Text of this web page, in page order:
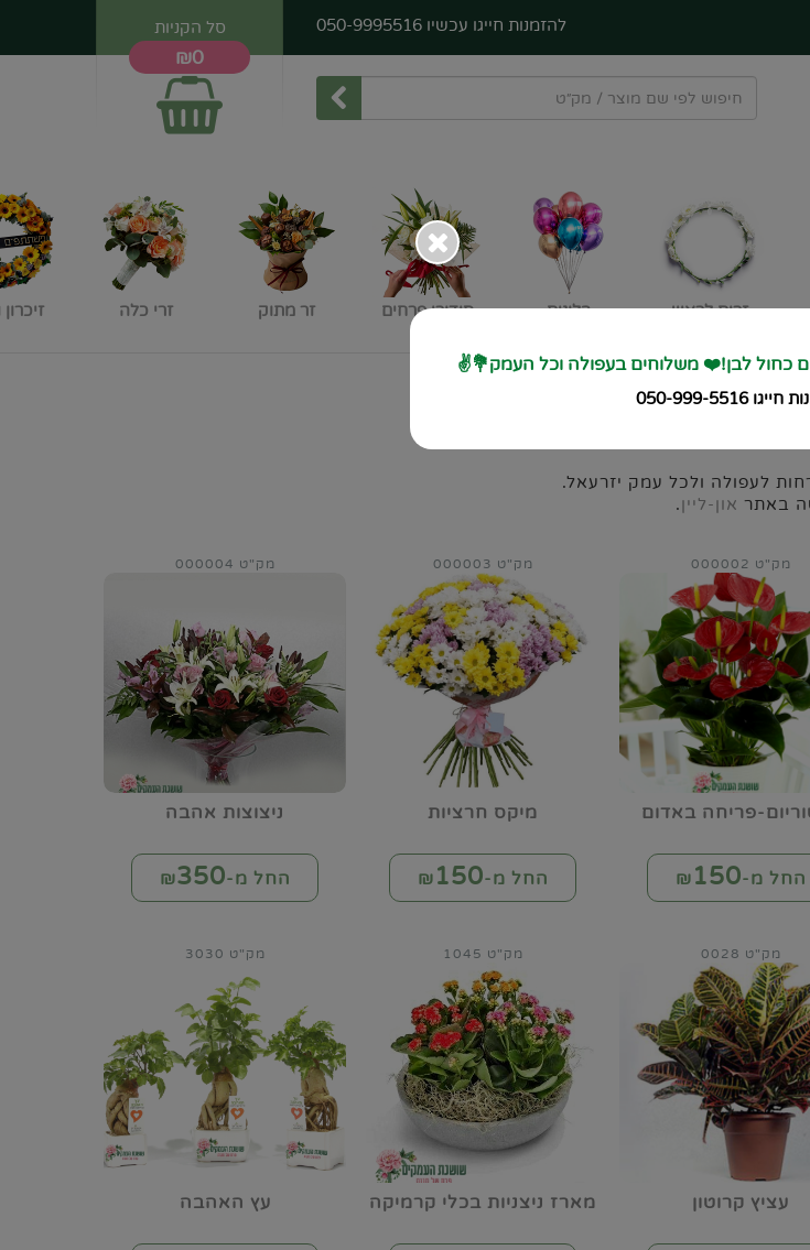
סל הקניות
₪0
להזמנות חייגו עכשיו 050-9995516
זרים לראש בלונים סידורי פרחים זר מתוק זרי כלה
העמקזרים מיוחדים❤️
לעפולה ולכל עמק יזרעאל.
באתר און-ליין.
פריחה באדום
מק"ט 000002
החל מ-₪150
מיקס חרציות
מק"ט 000003
החל מ-₪150
ניצוצות אהבה
מק"ט 000004
החל מ-₪350
עציץ קרוטון
מק"ט 0028
מארז ניצניות בכלי קרמיקה
מק"ט 1045
עץ האהבה
מק"ט 3030
כחול לבן!❤️ משלוחים בעפולה וכל העמק💐✌️
050-999-5516